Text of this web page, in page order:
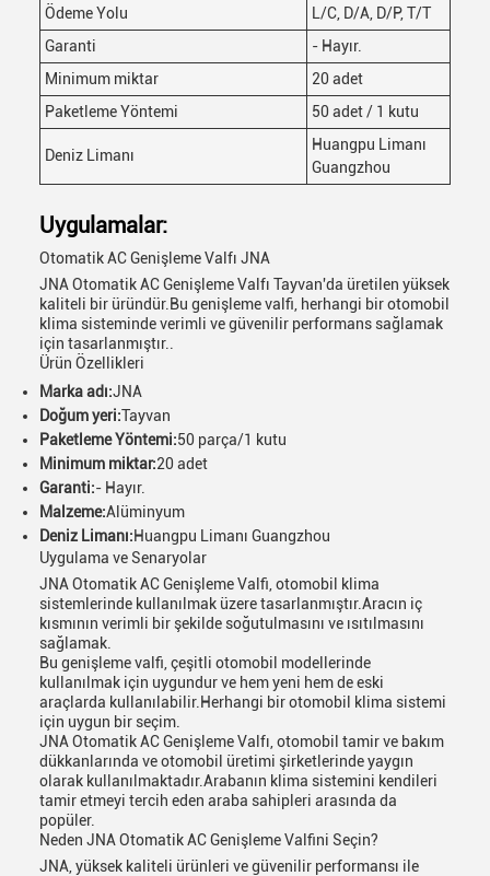
Ödeme Yolu
L/C, D/A, D/P, T/T
Garanti
- Hayır.
Minimum miktar
20 adet
Paketleme Yöntemi
50 adet / 1 kutu
Deniz Limanı
Huangpu Limanı
Guangzhou
Uygulamalar:
Otomatik AC Genişleme Valfı JNA
JNA Otomatik AC Genişleme Valfı Tayvan'da üretilen yüksek
kaliteli bir üründür.Bu genişleme valfi, herhangi bir otomobil
klima sisteminde verimli ve güvenilir performans sağlamak
için tasarlanmıştır..
Ürün Özellikleri
Marka adı:JNA
Doğum yeri:Tayvan
Paketleme Yöntemi:50 parça/1 kutu
Minimum miktar:20 adet
Garanti:- Hayır.
Malzeme:Alüminyum
Deniz Limanı:Huangpu Limanı Guangzhou
Uygulama ve Senaryolar
JNA Otomatik AC Genişleme Valfi, otomobil klima
sistemlerinde kullanılmak üzere tasarlanmıştır.Aracın iç
kısmının verimli bir şekilde soğutulmasını ve ısıtılmasını
sağlamak.
Bu genişleme valfi, çeşitli otomobil modellerinde
kullanılmak için uygundur ve hem yeni hem de eski
araçlarda kullanılabilir.Herhangi bir otomobil klima sistemi
için uygun bir seçim.
JNA Otomatik AC Genişleme Valfı, otomobil tamir ve bakım
dükkanlarında ve otomobil üretimi şirketlerinde yaygın
olarak kullanılmaktadır.Arabanın klima sistemini kendileri
tamir etmeyi tercih eden araba sahipleri arasında da
popüler.
Neden JNA Otomatik AC Genişleme Valfini Seçin?
JNA, yüksek kaliteli ürünleri ve güvenilir performansı ile